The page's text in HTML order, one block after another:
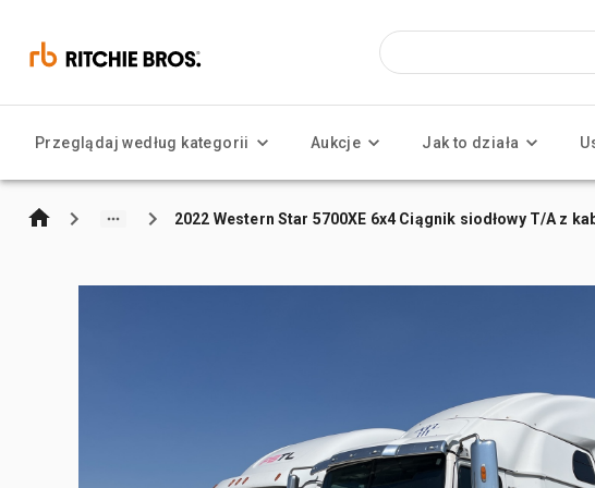
Przeglądaj według kategorii Aukcje Jak to działa
2022 Western Star 5700XE 6x4 Ciągnik siodłowy T/A z